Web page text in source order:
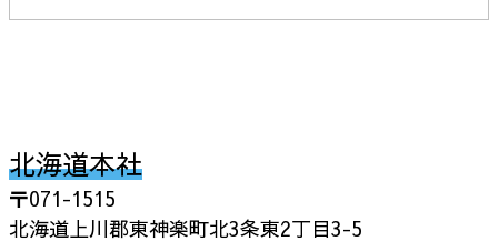
北海道本社
〒071-1515
北海道上川郡東神楽町北3条東2丁目3-5